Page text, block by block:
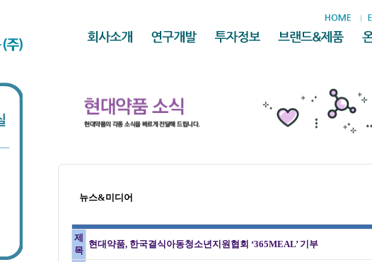
뉴스&미디어
제
목
현대약품, 한국결식아동청소년지원협회 ‘365MEAL’ 기부